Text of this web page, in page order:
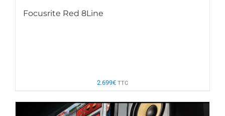
Focusrite Red 8Line
2.699€ TTC